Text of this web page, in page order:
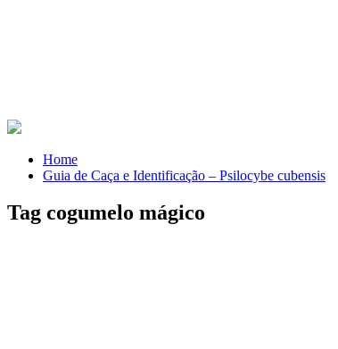
Home
Guia de Caça e Identificação – Psilocybe cubensis
Tag cogumelo mágico